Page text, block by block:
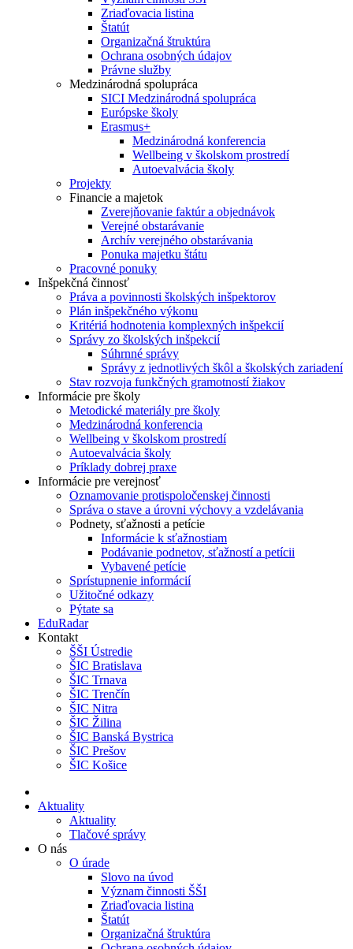
Zriaďovacia listina
Štatút
Organizačná štruktúra
Ochrana osobných údajov
Právne služby
Medzinárodná spolupráca
SICI Medzinárodná spolupráca
Európske školy
Erasmus+
Medzinárodná konferencia
Wellbeing v školskom prostredí
Autoevalvácia školy
Projekty
Financie a majetok
Zverejňovanie faktúr a objednávok
Verejné obstarávanie
Archív verejného obstarávania
Ponuka majetku štátu
Pracovné ponuky
Inšpekčná činnosť
Práva a povinnosti školských inšpektorov
Plán inšpekčného výkonu
Kritériá hodnotenia komplexných inšpekcií
Správy zo školských inšpekcií
Súhrnné správy
Správy z jednotlivých škôl a školských zariadení
Stav rozvoja funkčných gramotností žiakov
Informácie pre školy
Metodické materiály pre školy
Medzinárodná konferencia
Wellbeing v školskom prostredí
Autoevalvácia školy
Príklady dobrej praxe
Informácie pre verejnosť
Oznamovanie protispoločenskej činnosti
Správa o stave a úrovni výchovy a vzdelávania
Podnety, sťažnosti a petície
Informácie k sťažnostiam
Podávanie podnetov, sťažností a petícii
Vybavené petície
Sprístupnenie informácií
Užitočné odkazy
Pýtate sa
EduRadar
Kontakt
ŠŠI Ústredie
ŠIC Bratislava
ŠIC Trnava
ŠIC Trenčín
ŠIC Nitra
ŠIC Žilina
ŠIC Banská Bystrica
ŠIC Prešov
ŠIC Košice
Aktuality
Aktuality
Tlačové správy
O nás
O úrade
Slovo na úvod
Význam činnosti ŠŠI
Zriaďovacia listina
Štatút
Organizačná štruktúra